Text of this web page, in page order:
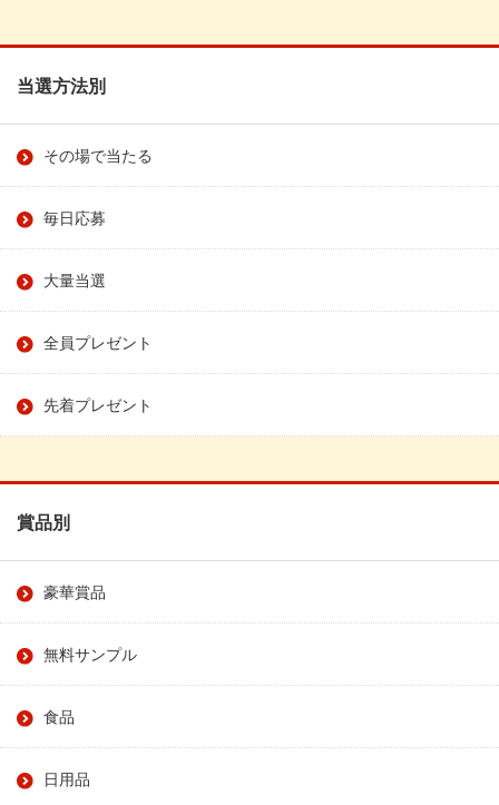
当選方法別
その場で当たる
毎日応募
大量当選
全員プレゼント
先着プレゼント
賞品別
豪華賞品
無料サンプル
食品
日用品